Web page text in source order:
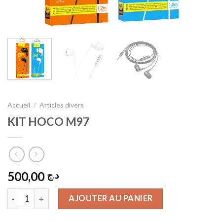
Accueil / Articles divers
KIT HOCO M97
د.ج 500,00
quantité de KIT HOCO M97
AJOUTER AU PANIER